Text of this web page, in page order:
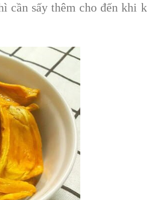
cần sấy thêm cho đến khi